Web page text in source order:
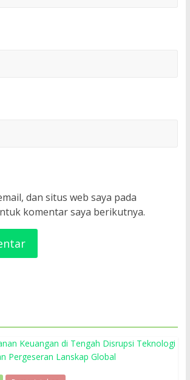
dan situs web saya pada
komentar saya berikutnya.